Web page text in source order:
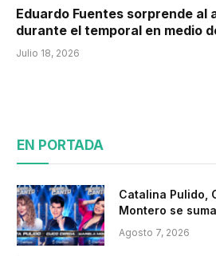
Eduardo Fuentes sorprende al
durante el temporal en medio
Julio 18, 2026
EN PORTADA
Catalina Pulido,
Montero se
Agosto 7, 2026